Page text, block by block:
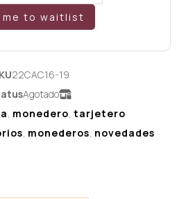
me to waitlist
22CAC16-19
Agotado
, monedero, tarjetero
, monederos, novedades